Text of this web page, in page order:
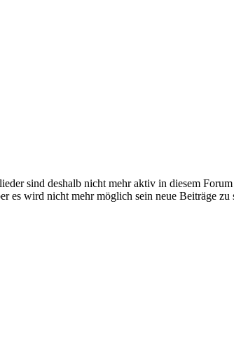
sind deshalb nicht mehr aktiv in diesem
es wird nicht mehr möglich sein neue Beiträge